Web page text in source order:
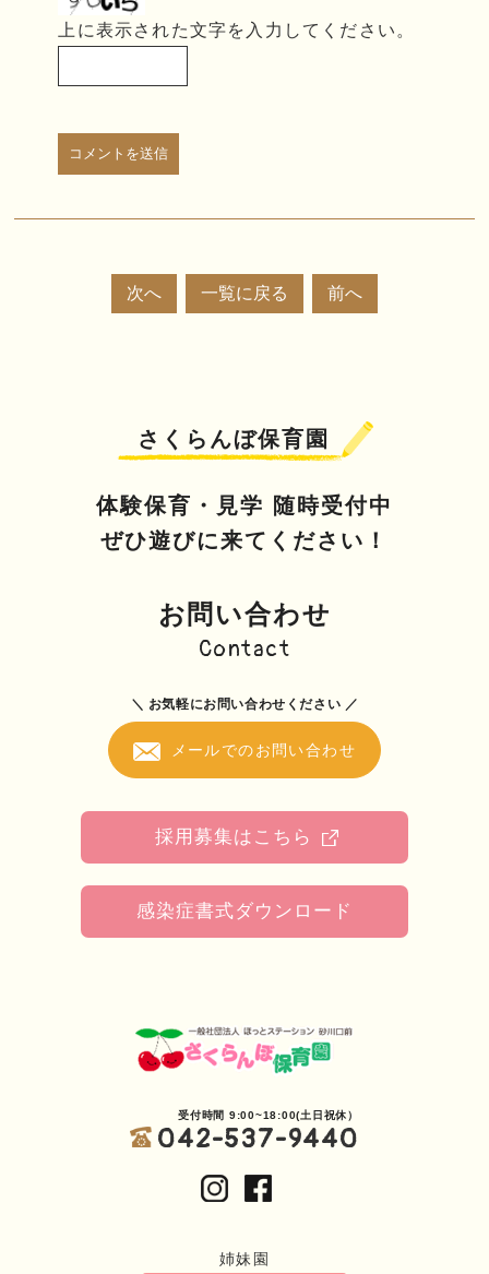
上に表示された文字を入力してください。
次へ 一覧に戻る 前へ
さくらんぼ保育園
体験保育・見学 随時受付中
ぜひ遊びに来てください！
お問い合わせ
Contact
＼ お気軽にお問い合わせください ／
メールでのお問い合わせ
採用募集はこちら
感染症書式ダウンロード
受付時間 9:00~18:00(土日祝休）
042-537-9440
姉妹園